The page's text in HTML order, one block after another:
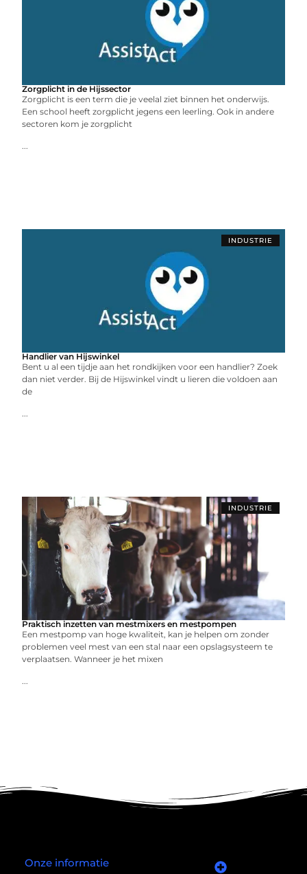
Zorgplicht in de Hijssector
Zorgplicht is een term die je veelal ziet binnen het onderwijs.
Een school heeft zorgplicht jegens een leerling. Ook in andere
sectoren kom je zorgplicht
...
INDUSTRIE
Handlier van Hijswinkel
Bent u al een tijdje aan het rondkijken voor een handlier? Zoek
dan niet verder. Bij de Hijswinkel vindt u lieren die voldoen aan
de
...
INDUSTRIE
Praktisch inzetten van mestmixers en mestpompen
Een mestpomp van hoge kwaliteit, kan je helpen om zonder
problemen veel mest van een stal naar een opslagsysteem te
verplaatsen. Wanneer je het mixen
...
Onze informatie